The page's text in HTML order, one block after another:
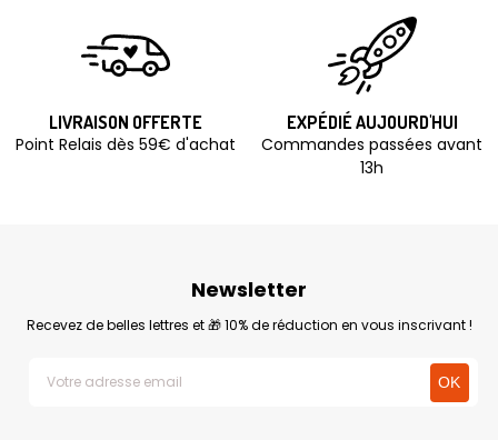
LIVRAISON OFFERTE
Point Relais dès 59€ d'achat
EXPÉDIÉ AUJOURD'HUI
Commandes passées avant
13h
Newsletter
Recevez de belles lettres et 🎁 10% de réduction en vous inscrivant !